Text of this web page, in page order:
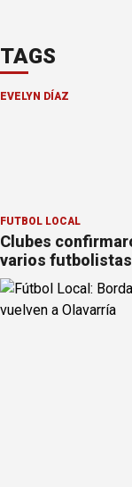
TAGS
EVELYN DÍAZ
FÚTBOL LOCAL
Clubes
varios futbolistas